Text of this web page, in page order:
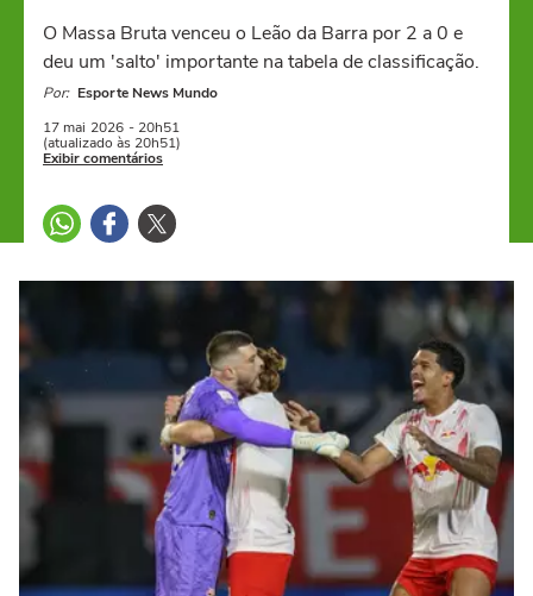
O Massa Bruta venceu o Leão da Barra por 2 a 0 e
deu um 'salto' importante na tabela de classificação.
Por: Esporte News Mundo
17 mai 2026 - 20h51
(atualizado às 20h51)
Exibir comentários